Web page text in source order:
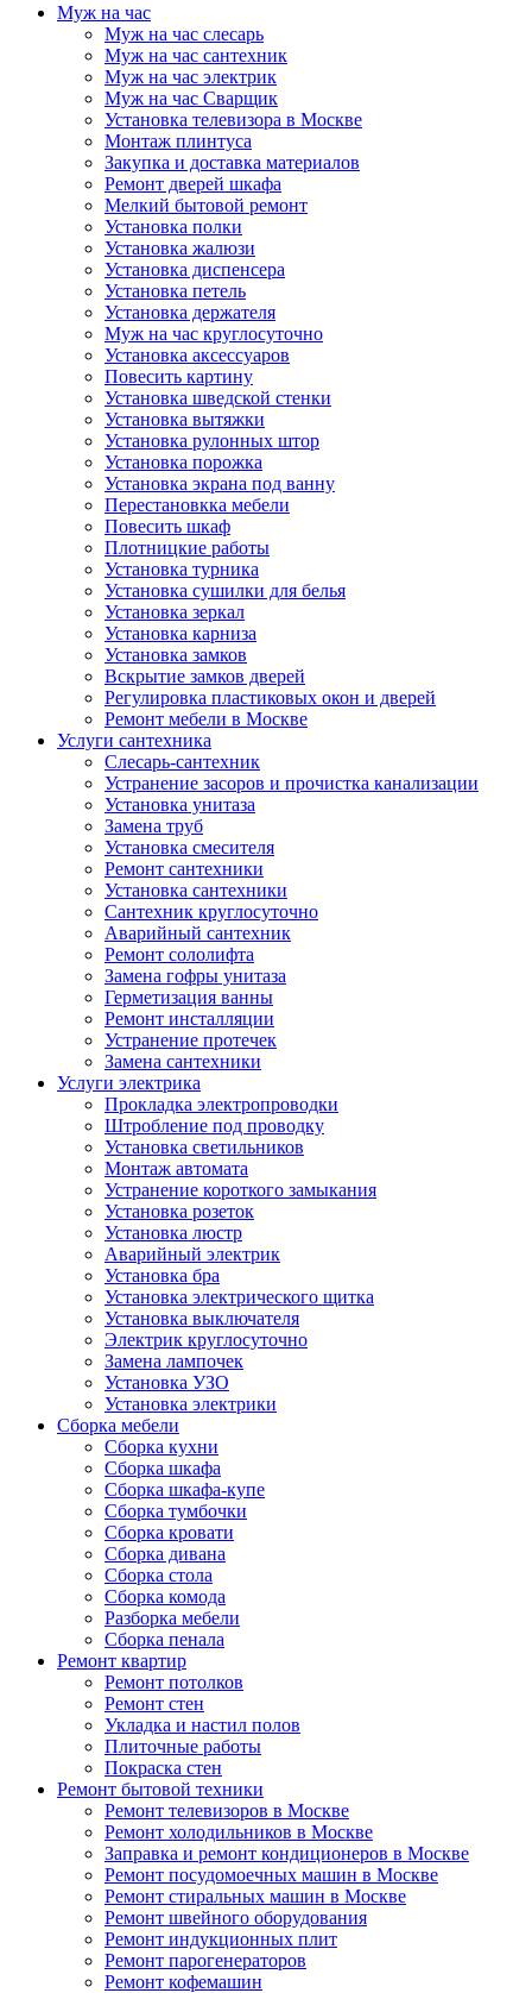
Муж на час
Муж на час слесарь
Муж на час сантехник
Муж на час электрик
Муж на час Сварщик
Установка телевизора в Москве
Монтаж плинтуса
Закупка и доставка материалов
Ремонт дверей шкафа
Мелкий бытовой ремонт
Установка полки
Установка жалюзи
Установка диспенсера
Установка петель
Установка держателя
Муж на час круглосуточно
Установка аксессуаров
Повесить картину
Установка шведской стенки
Установка вытяжки
Установка рулонных штор
Установка порожка
Установка экрана под ванну
Перестановкка мебели
Повесить шкаф
Плотницкие работы
Установка турника
Установка сушилки для белья
Установка зеркал
Установка карниза
Установка замков
Вскрытие замков дверей
Регулировка пластиковых окон и дверей
Ремонт мебели в Москве
Услуги сантехника
Слесарь-сантехник
Устранение засоров и прочистка канализации
Установка унитаза
Замена труб
Установка смесителя
Ремонт сантехники
Установка сантехники
Сантехник круглосуточно
Аварийный сантехник
Ремонт сололифта
Замена гофры унитаза
Герметизация ванны
Ремонт инсталляции
Устранение протечек
Замена сантехники
Услуги электрика
Прокладка электропроводки
Штробление под проводку
Установка светильников
Монтаж автомата
Устранение короткого замыкания
Установка розеток
Установка люстр
Аварийный электрик
Установка бра
Установка электрического щитка
Установка выключателя
Электрик круглосуточно
Замена лампочек
Установка УЗО
Установка электрики
Сборка мебели
Сборка кухни
Сборка шкафа
Сборка шкафа-купе
Сборка тумбочки
Сборка кровати
Сборка дивана
Сборка стола
Сборка комода
Разборка мебели
Сборка пенала
Ремонт квартир
Ремонт потолков
Ремонт стен
Укладка и настил полов
Плиточные работы
Покраска стен
Ремонт бытовой техники
Ремонт телевизоров в Москве
Ремонт холодильников в Москве
Заправка и ремонт кондиционеров в Москве
Ремонт посудомоечных машин в Москве
Ремонт стиральных машин в Москве
Ремонт швейного оборудования
Ремонт индукционных плит
Ремонт парогенераторов
Ремонт кофемашин